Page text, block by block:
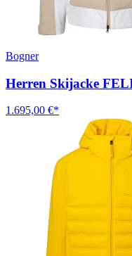
Bogner
Herren Skijacke
1.695,00 €*